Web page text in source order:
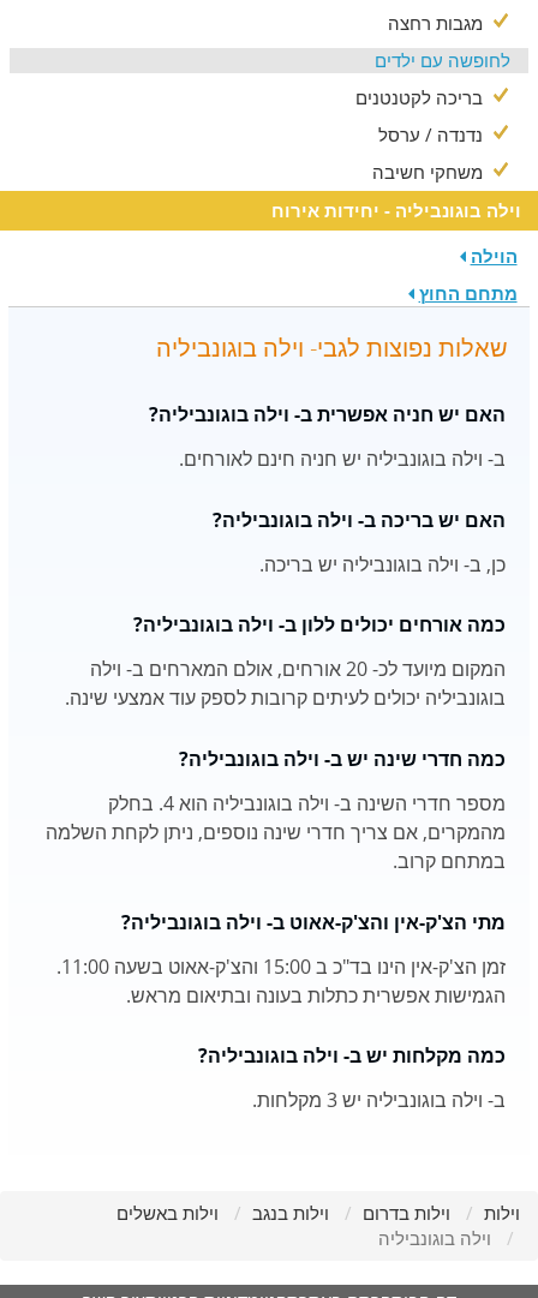
מגבות רחצה
לחופשה עם ילדים
בריכה לקטנטנים
נדנדה / ערסל
משחקי חשיבה
וילה בוגונביליה - יחידות אירוח
הוילה
מתחם החוץ
שאלות נפוצות לגבי- וילה בוגונביליה
האם יש חניה אפשרית ב- וילה בוגונביליה?
ב- וילה בוגונביליה יש חניה חינם לאורחים.
האם יש בריכה ב- וילה בוגונביליה?
כן, ב- וילה בוגונביליה יש בריכה.
כמה אורחים יכולים ללון ב- וילה בוגונביליה?
המקום מיועד לכ- 20 אורחים, אולם המארחים ב- וילה
בוגונביליה יכולים לעיתים קרובות לספק עוד אמצעי שינה.
כמה חדרי שינה יש ב- וילה בוגונביליה?
מספר חדרי השינה ב- וילה בוגונביליה הוא 4. בחלק
מהמקרים, אם צריך חדרי שינה נוספים, ניתן לקחת השלמה
במתחם קרוב.
מתי הצ'ק-אין והצ'ק-אאוט ב- וילה בוגונביליה?
זמן הצ'ק-אין הינו בד"כ ב 15:00 והצ'ק-אאוט בשעה 11:00.
הגמישות אפשרית כתלות בעונה ובתיאום מראש.
כמה מקלחות יש ב- וילה בוגונביליה?
ב- וילה בוגונביליה יש 3 מקלחות.
וילות וילות בדרום וילות בנגב
וילות באשלים
וילה בוגונביליה